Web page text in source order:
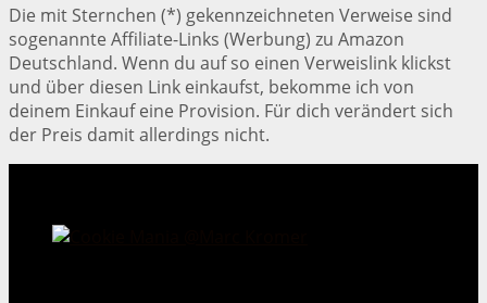
Die mit Sternchen (*) gekennzeichneten Verweise sind
sogenannte Affiliate-Links (Werbung) zu Amazon
Deutschland. Wenn du auf so einen Verweislink klickst
und über diesen Link einkaufst, bekomme ich von
deinem Einkauf eine Provision. Für dich verändert sich
der Preis damit allerdings nicht.